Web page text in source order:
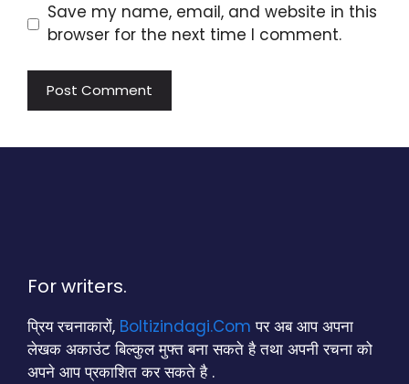
Save my name, email, and website in this
browser for the next time I comment.
For writers.
प्रिय रचनाकारों, Boltizindagi.Com पर अब आप अपना
लेखक अकाउंट बिल्कुल मुफ्त बना सकते है तथा अपनी रचना को
अपने आप प्रकाशित कर सकते है .